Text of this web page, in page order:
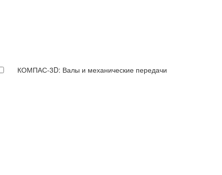
КОМПАС-3D: Валы и механические передачи